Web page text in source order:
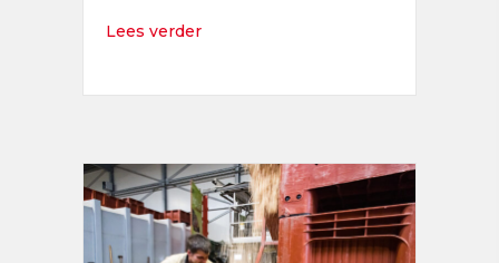
Lees verderabout Junior Financial Controller